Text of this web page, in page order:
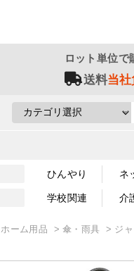
ロット単位で
送料当社
ひんやり ネ
学校関連 介
ホーム用品 傘・雨具 ジ